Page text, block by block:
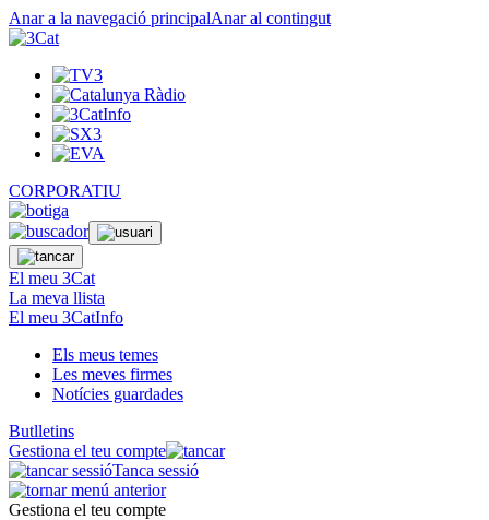
Anar a la navegació principalAnar al contingut
CORPORATIU
El meu 3Cat
La meva llista
El meu 3CatInfo
Els meus temes
Les meves firmes
Notícies guardades
Butlletins
Gestiona el teu compte
Tanca sessió
Gestiona el teu compte